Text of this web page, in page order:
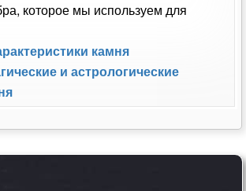
которое мы используем для
камня
и астрологические